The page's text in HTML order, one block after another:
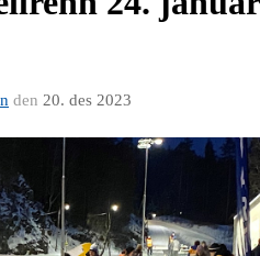
den 20. des 2023